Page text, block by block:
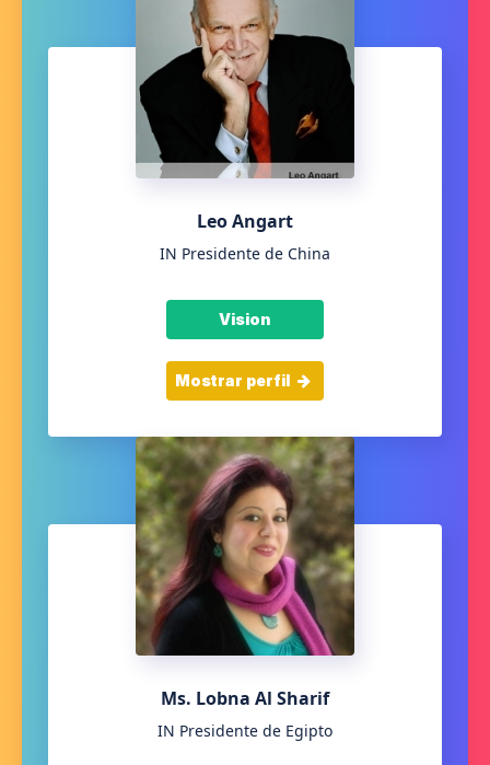
Leo Angart
IN Presidente de China
Vision
Mostrar perfil
Ms. Lobna Al Sharif
IN Presidente de Egipto